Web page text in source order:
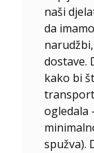
naši
da
dostave.
kako bi
ogledala
spužva).